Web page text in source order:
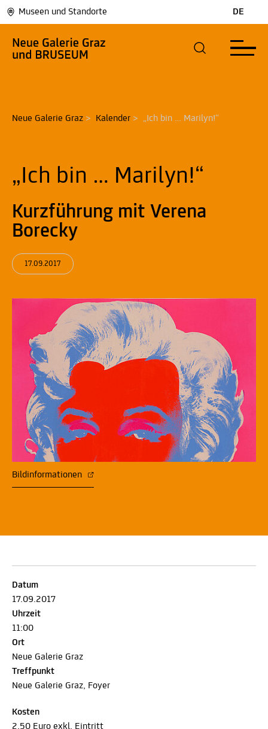
Museen und Standorte DE
Neue Galerie Graz > Kalender > „Ich bin … Marilyn!“
„Ich bin … Marilyn!“
Kurzführung mit Verena
Borecky
17.09.2017
Bildinformationen
Datum
17.09.2017
Uhrzeit
11:00
Ort
Neue Galerie Graz
Treffpunkt
Neue Galerie Graz, Foyer
Kosten
2,50 Euro exkl. Eintritt